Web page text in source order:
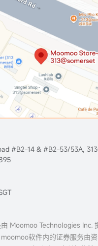
#B2-14 & #B2-53/53A,
Moomoo Technologies Inc.
软件内的证券服务由